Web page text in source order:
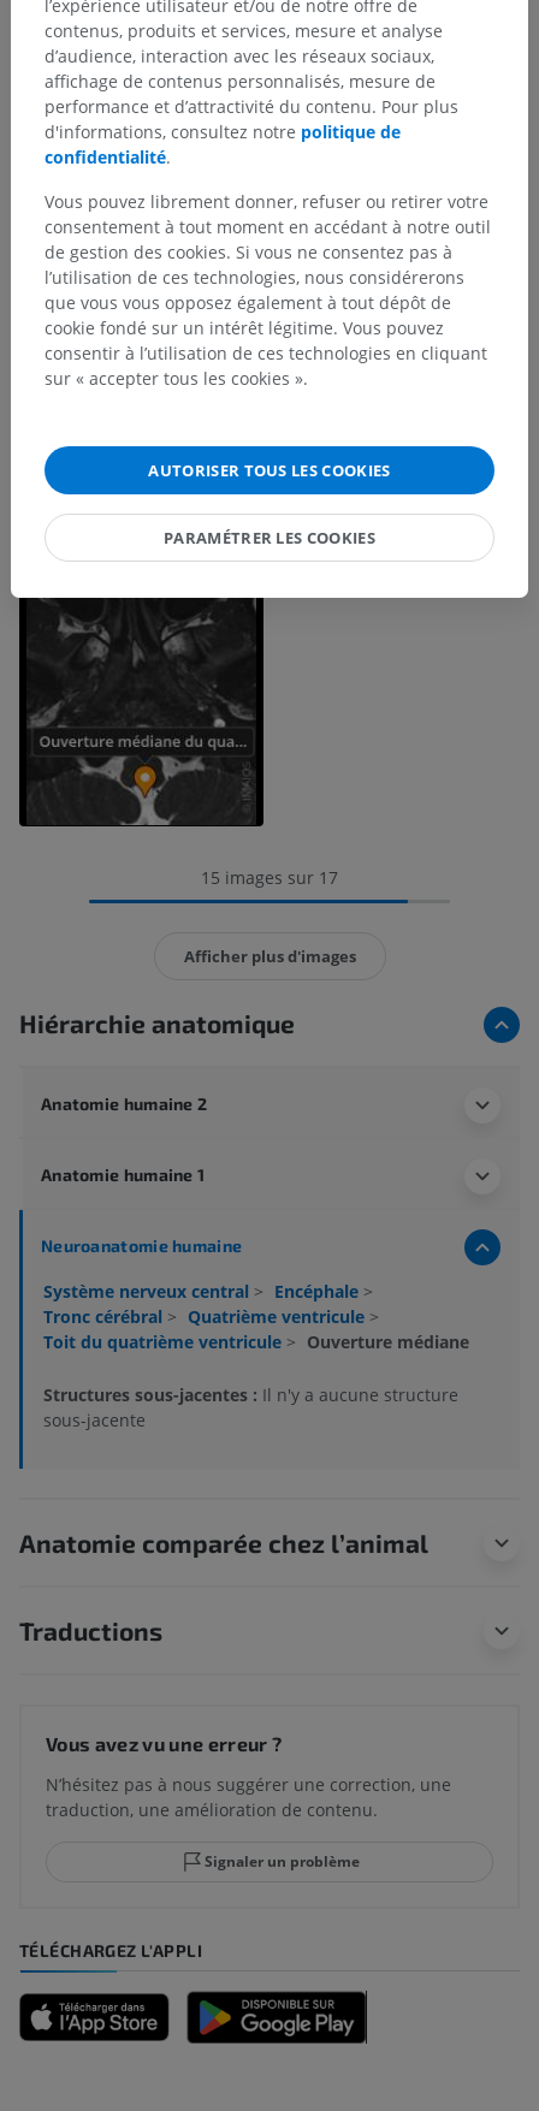
15 images sur 17
Afficher plus d'images
Hiérarchie anatomique
Anatomie humaine 2
Anatomie humaine 1
Neuroanatomie humaine
Système nerveux central > Encéphale >
Tronc cérébral > Quatrième ventricule >
Toit du quatrième ventricule > Ouverture médiane
Structures sous-jacentes : Il n'y a aucune structure
sous-jacente
Anatomie comparée chez l’animal
Traductions
Vous avez vu une erreur ?
N’hésitez pas à nous suggérer une correction, une
traduction, une amélioration de contenu.
Signaler un problème
TÉLÉCHARGEZ L'APPLI
l’expérience utilisateur et/ou de notre offre de
contenus, produits et services, mesure et analyse
d’audience, interaction avec les réseaux sociaux,
affichage de contenus personnalisés, mesure de
performance et d’attractivité du contenu. Pour plus
d'informations, consultez notre politique de
confidentialité.
Vous pouvez librement donner, refuser ou retirer votre
consentement à tout moment en accédant à notre outil
de gestion des cookies. Si vous ne consentez pas à
l’utilisation de ces technologies, nous considérerons
que vous vous opposez également à tout dépôt de
cookie fondé sur un intérêt légitime. Vous pouvez
consentir à l’utilisation de ces technologies en cliquant
sur « accepter tous les cookies ».
AUTORISER TOUS LES COOKIES
PARAMÉTRER LES COOKIES